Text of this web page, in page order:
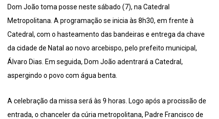
Dom João toma posse neste sábado (7), na Catedral
Metropolitana. A programação se inicia às 8h30, em frente à
Catedral, com o hasteamento das bandeiras e entrega da chave
da cidade de Natal ao novo arcebispo, pelo prefeito municipal,
Álvaro Dias. Em seguida, Dom João adentrará a Catedral,
aspergindo o povo com água benta.
A celebração da missa será às 9 horas. Logo após a procissão de
entrada, o chanceler da cúria metropolitana, Padre Francisco de